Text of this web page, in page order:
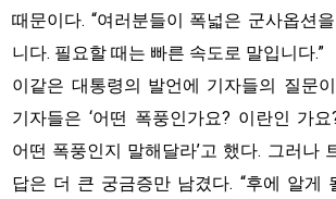
때문이다. “여러분들이 폭넓은 군사옵션
니다. 필요할 때는 빠른 속도로 말입니다.”
이같은 대통령의 발언에 기자들의 질문
기자들은 ‘어떤 폭풍인가요? 이란인 가
어떤 폭풍인지 말해달라’고 했다. 그러나
답은 더 큰 궁금증만 남겼다. “후에 알게